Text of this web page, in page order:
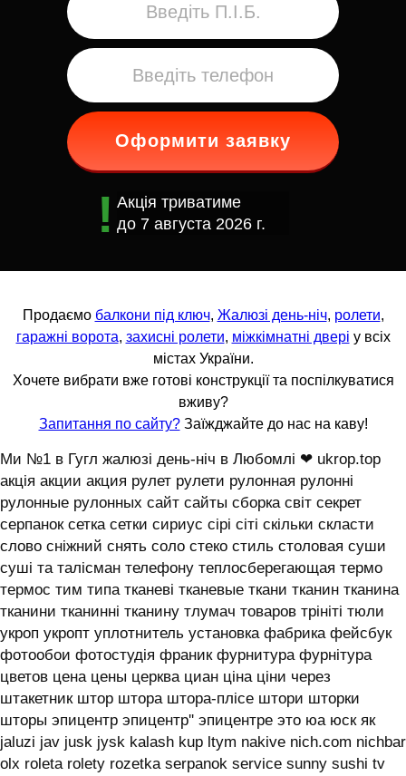
Оформити заявку
Акція триватиме
до 7 августа 2026 г.
Продаємо балкони під ключ, Жалюзі день-ніч, ролети,
гаражні ворота, захисні ролети, міжкімнатні двері у всіх
містах України.
Хочете вибрати вже готові конструкції та поспілкуватися
вживу?
Запитання по сайту?Заїжджайте до нас на каву!
Ми №1 в Гугл жалюзі день-ніч в Любомлі ❤ ukrop.top
акція акции акция рулет рулети рулонная рулонні
рулонные рулонных сайт сайты сборка світ секрет
серпанок сетка сетки сириус сірі сіті скільки скласти
слово сніжний снять соло стеко стиль столовая суши
суші та талісман телефону теплосберегающая термо
термос тим типа тканеві тканевые ткани тканин тканина
тканини тканинні тканину тлумач товаров трініті тюли
укроп укропт уплотнитель установка фабрика фейсбук
фотообои фотостудія франик фурнитура фурнітура
цветов цена цены церква циан ціна ціни через
штакетник штор штора штора-плісе штори шторки
шторы эпицентр эпицентр'' эпицентре это юа юск як
jaluzi jav jusk jysk kalash kup ltym nakive nich.com nichbar
olx roleta rolety rozetka serpanok service sunny sushi tv